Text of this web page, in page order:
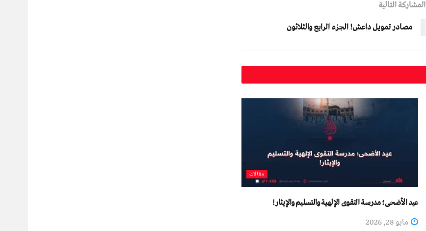
المشاركة التالية
مصادر تمويل داعش! الجزء الرابع والثلاثون
مقالات
عيد الأضحى؛ مدرسة التقوى الإلهية والتسليم والإيثار!
مايو 28, 2026